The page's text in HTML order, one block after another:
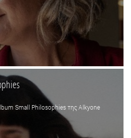
Small Philosophies της Alkyone